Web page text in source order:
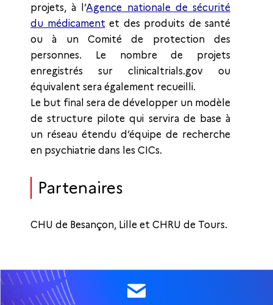
projets, à l’Agence nationale de sécurité
du médicament et des produits de santé
ou à un Comité de protection des
personnes. Le nombre de projets
enregistrés sur clinicaltrials.gov ou
équivalent sera également recueilli.
Le but final sera de développer un modèle
de structure pilote qui servira de base à
un réseau étendu d’équipe de recherche
en psychiatrie dans les CICs.
Partenaires
CHU de Besançon, Lille et CHRU de Tours.